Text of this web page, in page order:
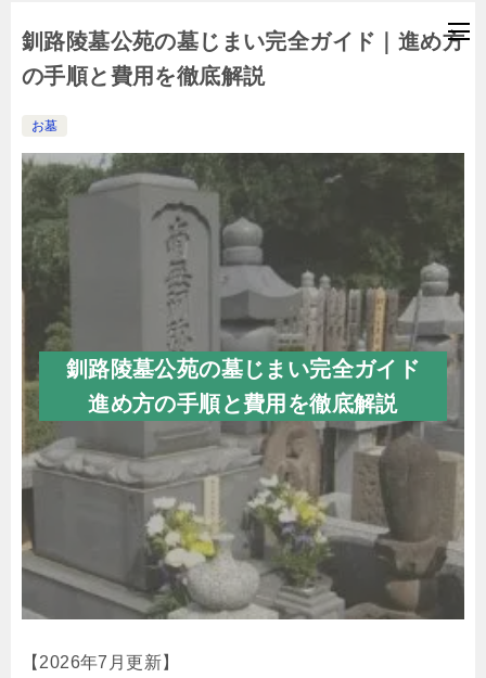
釧路陵墓公苑の墓じまい完全ガイド｜進め方
の手順と費用を徹底解説
お墓
釧路陵墓公苑の墓じまい完全ガイド
進め方の手順と費用を徹底解説
【2026年7月更新】